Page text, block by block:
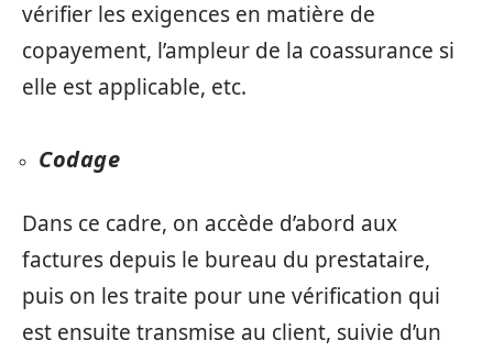
vérifier les exigences en matière de
copayement, l’ampleur de la coassurance si
elle est applicable, etc.
Codage
Dans ce cadre, on accède d’abord aux
factures depuis le bureau du prestataire,
puis on les traite pour une vérification qui
est ensuite transmise au client, suivie d’un